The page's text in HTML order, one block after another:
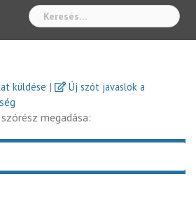
küldése |
Új szót javaslok a
megadása: